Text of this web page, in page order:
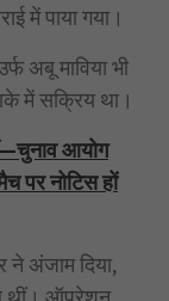
में पाया गया।
अबू माविया भी
में सक्रिय था।
आयोग
पर नोटिस हों
ने अंजाम दिया,